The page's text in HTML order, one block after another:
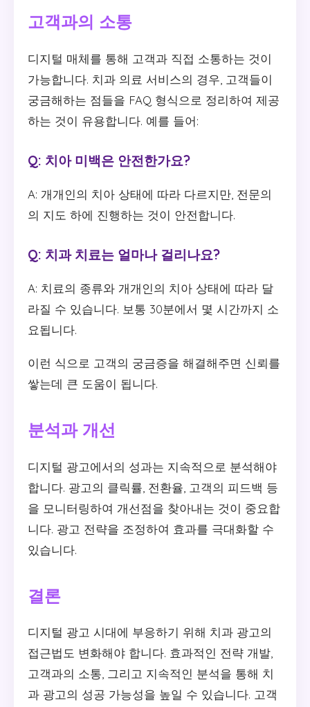
고객과의 소통
디지털 매체를 통해 고객과 직접 소통하는 것이
가능합니다. 치과 의료 서비스의 경우, 고객들이
궁금해하는 점들을 FAQ 형식으로 정리하여 제공
하는 것이 유용합니다. 예를 들어:
Q: 치아 미백은 안전한가요?
A: 개개인의 치아 상태에 따라 다르지만, 전문의
의 지도 하에 진행하는 것이 안전합니다.
Q: 치과 치료는 얼마나 걸리나요?
A: 치료의 종류와 개개인의 치아 상태에 따라 달
라질 수 있습니다. 보통 30분에서 몇 시간까지 소
요됩니다.
이런 식으로 고객의 궁금증을 해결해주면 신뢰를
쌓는데 큰 도움이 됩니다.
분석과 개선
디지털 광고에서의 성과는 지속적으로 분석해야
합니다. 광고의 클릭률, 전환율, 고객의 피드백 등
을 모니터링하여 개선점을 찾아내는 것이 중요합
니다. 광고 전략을 조정하여 효과를 극대화할 수
있습니다.
결론
디지털 광고 시대에 부응하기 위해 치과 광고의
접근법도 변화해야 합니다. 효과적인 전략 개발,
고객과의 소통, 그리고 지속적인 분석을 통해 치
과 광고의 성공 가능성을 높일 수 있습니다. 고객